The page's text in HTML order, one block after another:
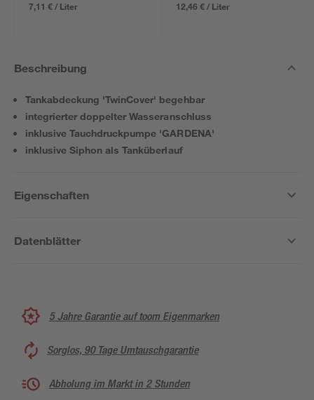
7,11 € / Liter 12,46 € / Liter
Beschreibung
Tankabdeckung 'TwinCover' begehbar
integrierter doppelter Wasseranschluss
inklusive Tauchdruckpumpe 'GARDENA'
inklusive Siphon als Tanküberlauf
Eigenschaften
Datenblätter
5 Jahre Garantie auf toom Eigenmarken
Sorglos, 90 Tage Umtauschgarantie
Abholung im Markt in 2 Stunden